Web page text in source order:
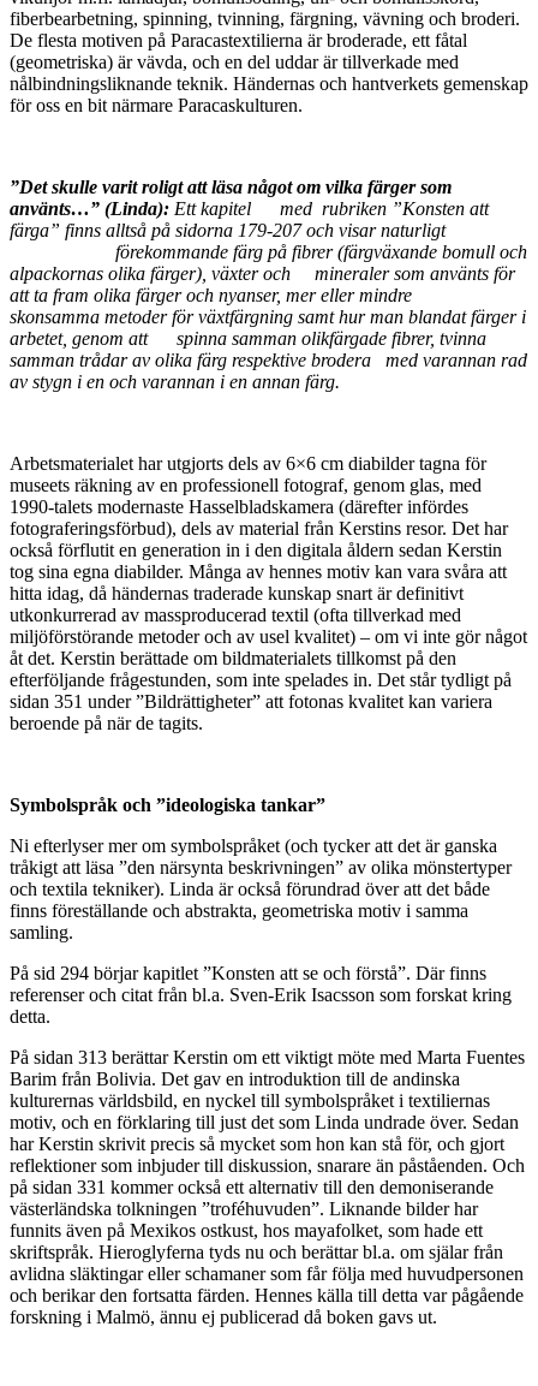
fiberbearbetning, spinning, tvinning, färgning, vävning och broderi.
De flesta motiven på Paracastextilierna är broderade, ett fåtal
(geometriska) är vävda, och en del uddar är tillverkade med
nålbindningsliknande teknik. Händernas och hantverkets gemenskap
för oss en bit närmare Paracaskulturen.
”Det skulle varit roligt att läsa något om vilka färger som
använts…” (Linda): Ett kapitel med rubriken ”Konsten att
färga” finns alltså på sidorna 179-207 och visar naturligt
förekommande färg på fibrer (färgväxande bomull och
alpackornas olika färger), växter och mineraler som använts för
att ta fram olika färger och nyanser, mer eller mindre
skonsamma metoder för växtfärgning samt hur man blandat färger i
arbetet, genom att spinna samman olikfärgade fibrer, tvinna
samman trådar av olika färg respektive brodera med varannan rad
av stygn i en och varannan i en annan färg.
Arbetsmaterialet har utgjorts dels av 6×6 cm diabilder tagna för
museets räkning av en professionell fotograf, genom glas, med
1990-talets modernaste Hasselbladskamera (därefter infördes
fotograferingsförbud), dels av material från Kerstins resor. Det har
också förflutit en generation in i den digitala åldern sedan Kerstin
tog sina egna diabilder. Många av hennes motiv kan vara svåra att
hitta idag, då händernas traderade kunskap snart är definitivt
utkonkurrerad av massproducerad textil (ofta tillverkad med
miljöförstörande metoder och av usel kvalitet) – om vi inte gör något
åt det. Kerstin berättade om bildmaterialets tillkomst på den
efterföljande frågestunden, som inte spelades in. Det står tydligt på
sidan 351 under ”Bildrättigheter” att fotonas kvalitet kan variera
beroende på när de tagits.
Symbolspråk och ”ideologiska tankar”
Ni efterlyser mer om symbolspråket (och tycker att det är ganska
tråkigt att läsa ”den närsynta beskrivningen” av olika mönstertyper
och textila tekniker). Linda är också förundrad över att det både
finns föreställande och abstrakta, geometriska motiv i samma
samling.
På sid 294 börjar kapitlet ”Konsten att se och förstå”. Där finns
referenser och citat från bl.a. Sven-Erik Isacsson som forskat kring
detta.
På sidan 313 berättar Kerstin om ett viktigt möte med Marta Fuentes
Barim från Bolivia. Det gav en introduktion till de andinska
kulturernas världsbild, en nyckel till symbolspråket i textiliernas
motiv, och en förklaring till just det som Linda undrade över. Sedan
har Kerstin skrivit precis så mycket som hon kan stå för, och gjort
reflektioner som inbjuder till diskussion, snarare än påståenden. Och
på sidan 331 kommer också ett alternativ till den demoniserande
västerländska tolkningen ”troféhuvuden”. Liknande bilder har
funnits även på Mexikos ostkust, hos mayafolket, som hade ett
skriftspråk. Hieroglyferna tyds nu och berättar bl.a. om själar från
avlidna släktingar eller schamaner som får följa med huvudpersonen
och berikar den fortsatta färden. Hennes källa till detta var pågående
forskning i Malmö, ännu ej publicerad då boken gavs ut.